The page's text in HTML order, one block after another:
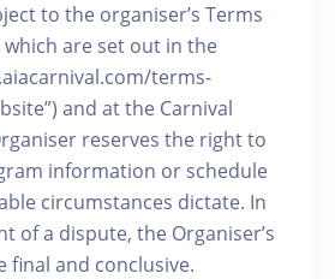
to the organiser’s Terms
are set out in the
terms-
and at the Carnival
reserves the right to
information or schedule
circumstances dictate. In
of a dispute, the Organiser’s
final and conclusive.